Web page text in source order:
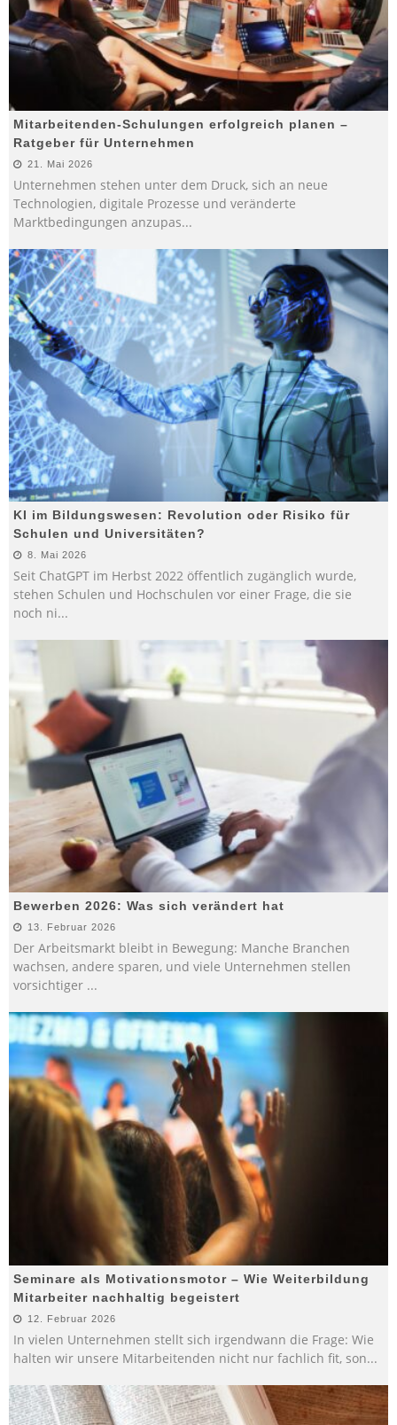
Mitarbeitenden-Schulungen erfolgreich planen –
Ratgeber für Unternehmen
21. Mai 2026
Unternehmen stehen unter dem Druck, sich an neue
Technologien, digitale Prozesse und veränderte
Marktbedingungen anzupas...
KI im Bildungswesen: Revolution oder Risiko für
Schulen und Universitäten?
8. Mai 2026
Seit ChatGPT im Herbst 2022 öffentlich zugänglich wurde,
stehen Schulen und Hochschulen vor einer Frage, die sie
noch ni...
Bewerben 2026: Was sich verändert hat
13. Februar 2026
Der Arbeitsmarkt bleibt in Bewegung: Manche Branchen
wachsen, andere sparen, und viele Unternehmen stellen
vorsichtiger ...
Seminare als Motivationsmotor – Wie Weiterbildung
Mitarbeiter nachhaltig begeistert
12. Februar 2026
In vielen Unternehmen stellt sich irgendwann die Frage: Wie
halten wir unsere Mitarbeitenden nicht nur fachlich fit, son...